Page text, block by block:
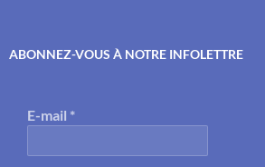
ABONNEZ-VOUS À NOTRE INFOLETTRE
E-mail *